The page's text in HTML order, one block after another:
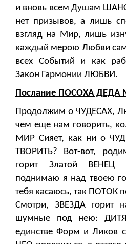
и вновь всем Душам
нет призывов, а лишь
взгляд на Мир, лишь
каждый мерою Любви
всех Событий и как
Закон Гармонии ЛЮБВИ.
Послание ПОСОХА ДЕДА
Продолжим о ЧУДЕСАХ,
чем еще нам говорить,
МИР Сияет, как ни о
ТВОРИТЬ? Вот-вот,
горит Златой
поднимаю я над твоею
тебя касаюсь, так ПОТОК
Смотри, ЗВЕЗДА горит
шумные под нею: ДИТЯ
единстве Форм и Ликов